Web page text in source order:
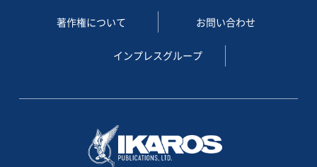
著作権について お問い合わせ
インプレスグループ